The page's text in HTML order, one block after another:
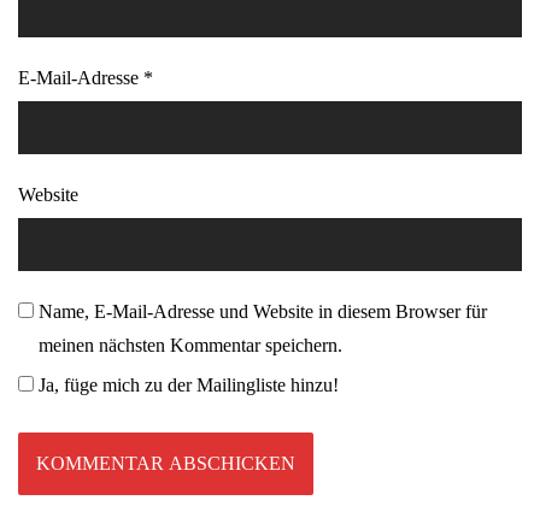
E-Mail-Adresse *
Website
Name, E-Mail-Adresse und Website in diesem Browser für
meinen nächsten Kommentar speichern.
Ja, füge mich zu der Mailingliste hinzu!